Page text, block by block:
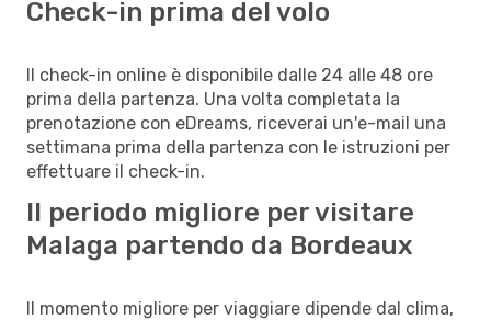
Check-in prima del volo
Il check-in online è disponibile dalle 24 alle 48 ore
prima della partenza. Una volta completata la
prenotazione con eDreams, riceverai un'e-mail una
settimana prima della partenza con le istruzioni per
effettuare il check-in.
Il periodo migliore per visitare
Malaga partendo da Bordeaux
Il momento migliore per viaggiare dipende dal clima,